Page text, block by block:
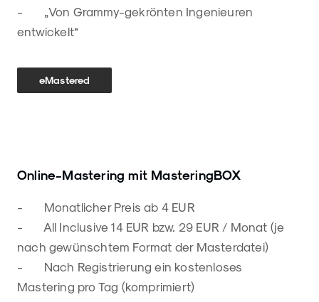
- „Von Grammy-gekrönten Ingenieuren
entwickelt“
eMastered
Online-Mastering mit MasteringBOX
- Monatlicher Preis ab 4 EUR
- All Inclusive 14 EUR bzw. 29 EUR / Monat (je
nach gewünschtem Format der Masterdatei)
- Nach Registrierung ein kostenloses
Mastering pro Tag (komprimiert)